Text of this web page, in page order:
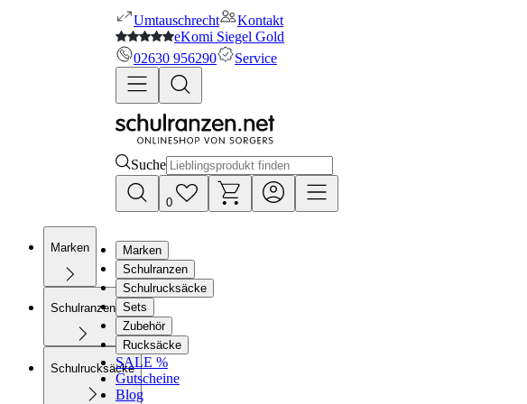
Umtauschrecht
Kontakt
eKomi Siegel Gold
02630 956290
Service
Suche
0
Marken
Schulranzen
Schulrucksäcke
Marken
Schulranzen
Schulrucksäcke
Sets
Zubehör
Rucksäcke
SALE %
Gutscheine
Blog